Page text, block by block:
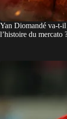
Yan Diomandé va-t-
l’histoire du mercato